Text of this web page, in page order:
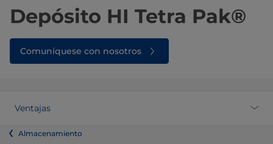
Depósito HI Tetra Pak®
Comuníquese con nosotros
Ventajas
Almacenamiento